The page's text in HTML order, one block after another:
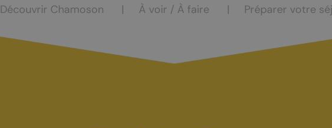
Découvrir Chamoson À voir / À faire Préparer votre